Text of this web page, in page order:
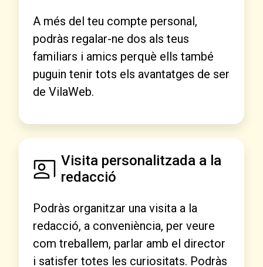
A més del teu compte personal,
podràs regalar-ne dos als teus
familiars i amics perquè ells també
puguin tenir tots els avantatges de ser
de VilaWeb.
Visita personalitzada a la
redacció
Podràs organitzar una visita a la
redacció, a conveniència, per veure
com treballem, parlar amb el director
i satisfer totes les curiositats. Podràs